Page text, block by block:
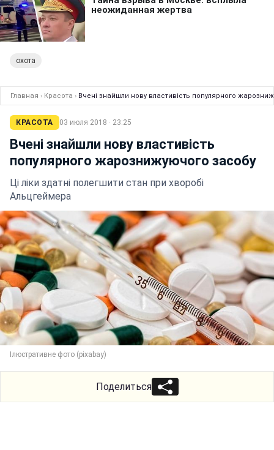
охота
Главная › Красота › Вчені знайшли нову властивість популярного
КРАСОТА 03 июля 2018 · 23:25
Вчені знайшли нову властивість
популярного жарознижуючого засобу
Ці ліки здатні полегшити стан при хворобі
Альцгеймера
Ілюстративне фото (pixabay)
Поделиться